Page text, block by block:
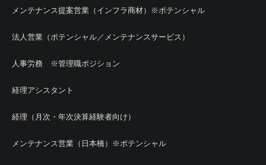
メンテナンス提案営業（インフラ商材）※ポテンシャル
法人営業（ポテンシャル／メンテナンスサービス）
人事労務 ※管理職ポジション
経理アシスタント
経理（月次・年次決算経験者向け）
メンテナンス営業（日本橋）※ポテンシャル